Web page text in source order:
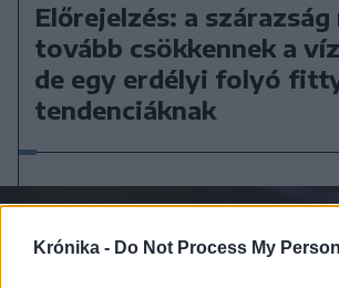
Krónika - Do Not Process My
Előrejelzés: a
tovább csökkennek a
de egy erdélyi folyó
tendenciáknak